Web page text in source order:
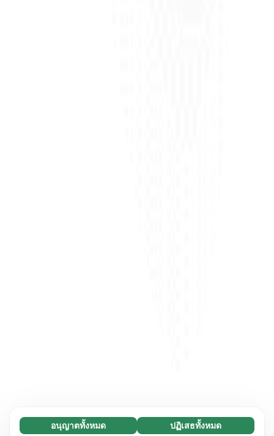
จำเป็น (65)
อนุญาตทั้งหมด ปฏิเสธทั้งหมด